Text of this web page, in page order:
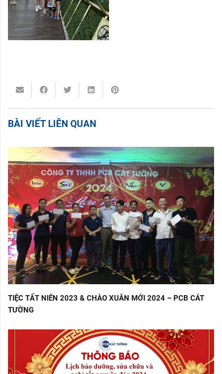
BÀI VIẾT LIÊN QUAN
TIỆC TẤT NIÊN 2023 & CHÀO XUÂN MỚI 2024 – PCB CÁT
TƯỜNG